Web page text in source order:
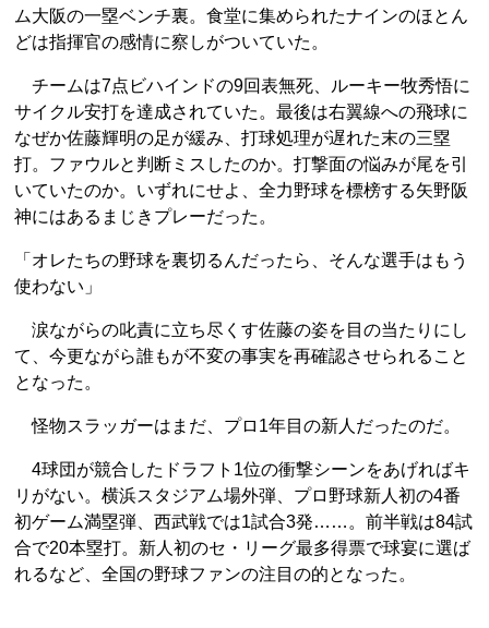
ム大阪の一塁ベンチ裏。食堂に集められたナインのほとん
どは指揮官の感情に察しがついていた。
チームは7点ビハインドの9回表無死、ルーキー牧秀悟に
サイクル安打を達成されていた。最後は右翼線への飛球に
なぜか佐藤輝明の足が緩み、打球処理が遅れた末の三塁
打。ファウルと判断ミスしたのか。打撃面の悩みが尾を引
いていたのか。いずれにせよ、全力野球を標榜する矢野阪
神にはあるまじきプレーだった。
「オレたちの野球を裏切るんだったら、そんな選手はもう
使わない」
涙ながらの叱責に立ち尽くす佐藤の姿を目の当たりにし
て、今更ながら誰もが不変の事実を再確認させられること
となった。
怪物スラッガーはまだ、プロ1年目の新人だったのだ。
4球団が競合したドラフト1位の衝撃シーンをあげればキ
リがない。横浜スタジアム場外弾、プロ野球新人初の4番
初ゲーム満塁弾、西武戦では1試合3発……。前半戦は84試
合で20本塁打。新人初のセ・リーグ最多得票で球宴に選ば
れるなど、全国の野球ファンの注目の的となった。